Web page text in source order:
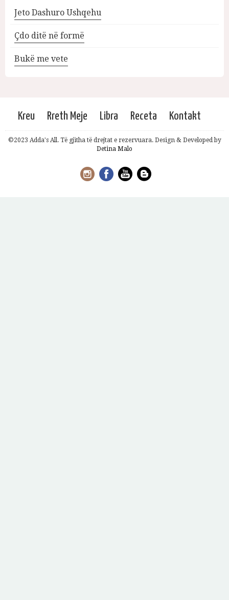
Jeto Dashuro Ushqehu
Çdo ditë në formë
Bukë me vete
Kreu Rreth Meje Libra Receta Kontakt
©2023 Adda's All. Të gjitha të drejtat e rezervuara. Design & Developed by
Detina Malo